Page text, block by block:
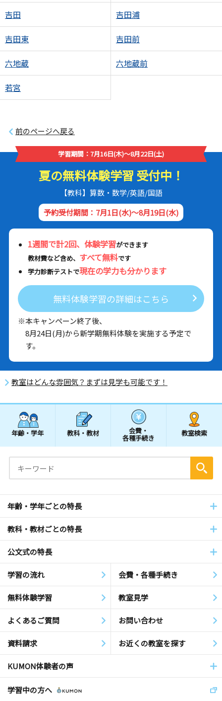
吉田 吉田浦
吉田東 吉田前
六地蔵 六地蔵前
若宮
前のページへ戻る
学習期間：7月16日(木)～8月22日(土)
夏の無料体験学習 受付中！
【教科】算数・数学/英語/国語
予約受付期間：7月1日(水)～8月19日(水)
1週間で計2回、体験学習ができます
教材費など含め、 すべて無料です
学力診断テストで現在の学力も分かります
無料体験学習の詳細はこちら
※本キャンペーン終了後、
8月24日(月)から新学期無料体験を実施する予定で
す。
教室はどんな雰囲気？まずは見学も可能です！
年齢・学年 教科・教材 会費・
各種手続き
教室検索
年齢・学年ごとの特長
教科・教材ごとの特長
公文式の特長
学習の流れ 会費・各種手続き
無料体験学習 教室見学
よくあるご質問 お問い合わせ
資料請求 お近くの教室を探す
KUMON体験者の声
学習中の方へ